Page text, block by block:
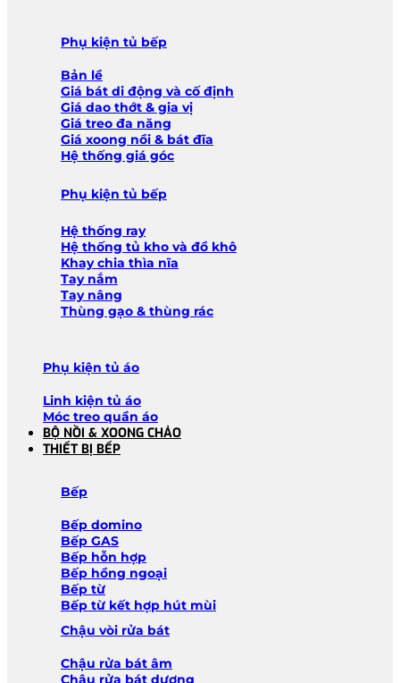
Phụ kiện tủ bếp
Bản lề
Giá bát di động và cố định
Giá dao thớt & gia vị
Giá treo đa năng
Giá xoong nồi & bát đĩa
Hệ thống giá góc
Phụ kiện tủ bếp
Hệ thống ray
Hệ thống tủ kho và đồ khô
Khay chia thìa nĩa
Tay nắm
Tay nâng
Thùng gạo & thùng rác
Phụ kiện tủ áo
Linh kiện tủ áo
Móc treo quần áo
BỘ NỒI & XOONG CHẢO
THIẾT BỊ BẾP
Bếp
Bếp domino
Bếp GAS
Bếp hỗn hợp
Bếp hồng ngoại
Bếp từ
Bếp từ kết hợp hút mùi
Chậu vòi rửa bát
Chậu rửa bát âm
Chậu rửa bát dương